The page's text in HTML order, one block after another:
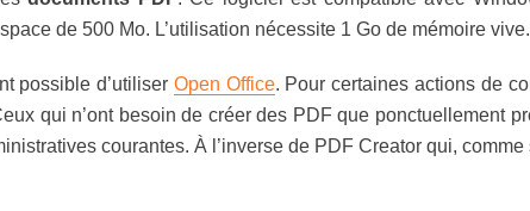
de 500 Mo. L’utilisation nécessite 1 Go de mémoire vive.
possible d’utiliser Open Office. Pour certaines actions de
qui n’ont besoin de créer des PDF que ponctuellement
courantes. À l’inverse de PDF Creator qui,